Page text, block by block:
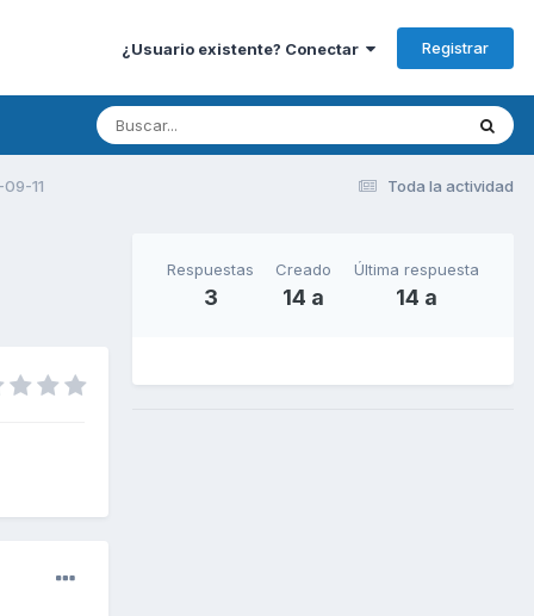
¿Usuario existente? Conectar Registrar
Toda la actividad
11
Respuestas
3
Creado
14 a
Última respuesta
14 a